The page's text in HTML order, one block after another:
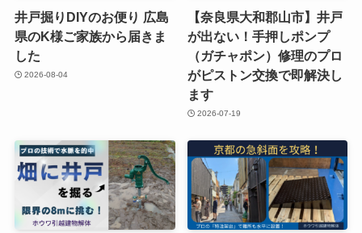
井戸掘りDIYのお便り 広島
県のK様ご家族から届きま
した
2026-08-04
【奈良県大和郡山市】井戸
が出ない！手押しポンプ
（ガチャポン）修理のプロ
がピストン交換で即解決し
ます
2026-07-19